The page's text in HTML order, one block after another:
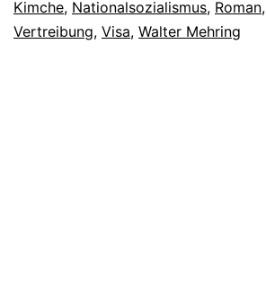
Kimche, Nationalsozialismus, Roman,
Vertreibung, Visa, Walter Mehring